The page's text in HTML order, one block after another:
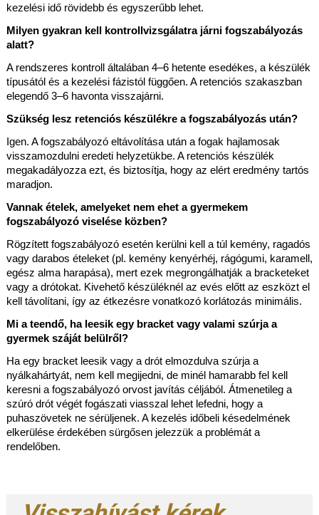
kezelési idő rövidebb és egyszerűbb lehet.
Milyen gyakran kell kontrollvizsgálatra járni fogszabályozás
alatt?
A rendszeres kontroll általában 4–6 hetente esedékes, a készülék
típusától és a kezelési fázistól függően. A retenciós szakaszban
elegendő 3–6 havonta visszajárni.
Szükség lesz retenciós készülékre a fogszabályozás után?
Igen. A fogszabályozó eltávolítása után a fogak hajlamosak
visszamozdulni eredeti helyzetükbe. A retenciós készülék
megakadályozza ezt, és biztosítja, hogy az elért eredmény tartós
maradjon.
Vannak ételek, amelyeket nem ehet a gyermekem
fogszabályozó viselése közben?
Rögzített fogszabályozó esetén kerülni kell a túl kemény, ragadós
vagy darabos ételeket (pl. kemény kenyérhéj, rágógumi, karamell,
egész alma harapása), mert ezek megrongálhatják a bracketeket
vagy a drótokat. Kivehető készüléknél az evés előtt az eszközt el
kell távolítani, így az étkezésre vonatkozó korlátozás minimális.
Mi a teendő, ha leesik egy bracket vagy valami szúrja a
gyermek száját belülről?
Ha egy bracket leesik vagy a drót elmozdulva szúrja a
nyálkahártyát, nem kell megijedni, de minél hamarabb fel kell
keresni a fogszabályozó orvost javítás céljából. Átmenetileg a
szúró drót végét fogászati viasszal lehet lefedni, hogy a
puhaszövetek ne sérüljenek. A kezelés időbeli késedelmének
elkerülése érdekében sürgősen jelezzük a problémát a
rendelőben.